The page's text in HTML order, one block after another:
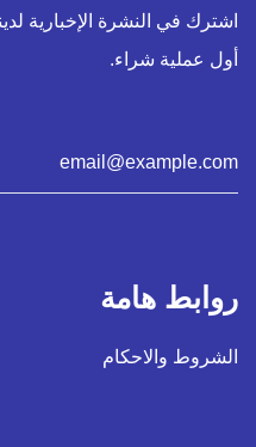
أول عملية شراء.
روابط هامة
الشروط والاحكام